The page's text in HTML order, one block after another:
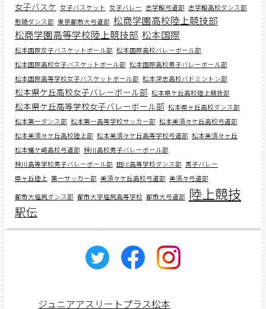
女子バスケ 女子バスケット 女子バレー 志学館弓道部 志学館高校ダンス部
懸陵ダンス部 東京都市大弓道部 松商学園高校陸上競技部
松商学園高等学校陸上競技部 松本国際
松本国際女子バスケットボール部 松本国際高校バレーボール部
松本国際高校女子バスケットボール部 松本国際高校男子バレーボール部
松本国際高等学校女子バスケットボール部 松本深志高校バドミントン部
松本県ケ丘高校女子バレーボール部 松本県ケ丘高校陸上競技部
松本県ケ丘高等学校女子バレーボール部 松本県ヶ丘高校ダンス部
松本第一ダンス部 松本第一高等学校サッカー部 松本美須々ケ丘高校弓道部
松本美須々ケ丘高校陸上部 松本美須々ケ丘高等学校弓道部 松本美須々ヶ丘
松本蟻ケ崎高校弓道部 梓川高校男子バレーボール部
梓川高等学校男子バレーボール部 田川高等学校ダンス部 男子バレー
県ヶ丘陸上 第一サッカー部 美須々ケ丘高校弓道部 美須々弓道部
都市大塩尻ダンス部 都市大学塩尻高等学校 都市大弓道部 陸上競技
駅伝
ジュニアアスリートプラス松本